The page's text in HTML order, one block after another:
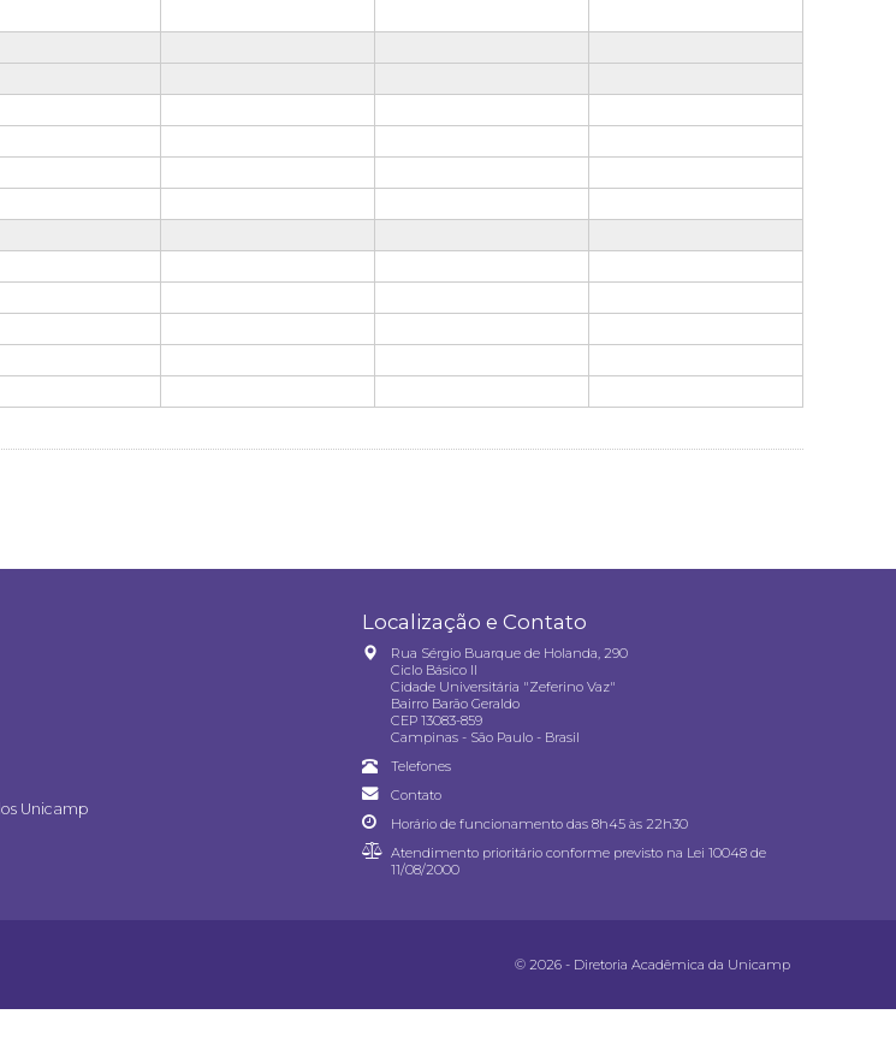
Unicamp
Localização e Contato
Rua Sérgio Buarque de Holanda, 290
Ciclo Básico II
Cidade Universitária "Zeferino Vaz"
Bairro Barão Geraldo
CEP 13083-859
Campinas - São Paulo - Brasil
Telefones
Contato
Horário de funcionamento das 8h45 às 22h30
Atendimento prioritário conforme previsto na Lei 10048 de
11/08/2000
© 2026 - Diretoria Acadêmica da Unicamp